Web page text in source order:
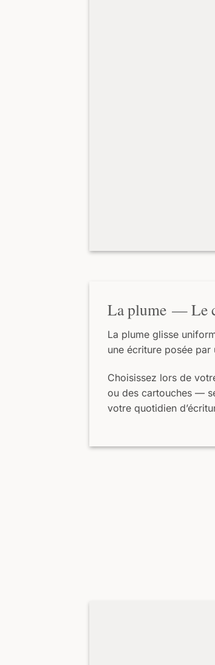
La plume — Le
La plume glisse
une écriture posée
Choisissez lors de
ou des cartouches —
votre quotidien